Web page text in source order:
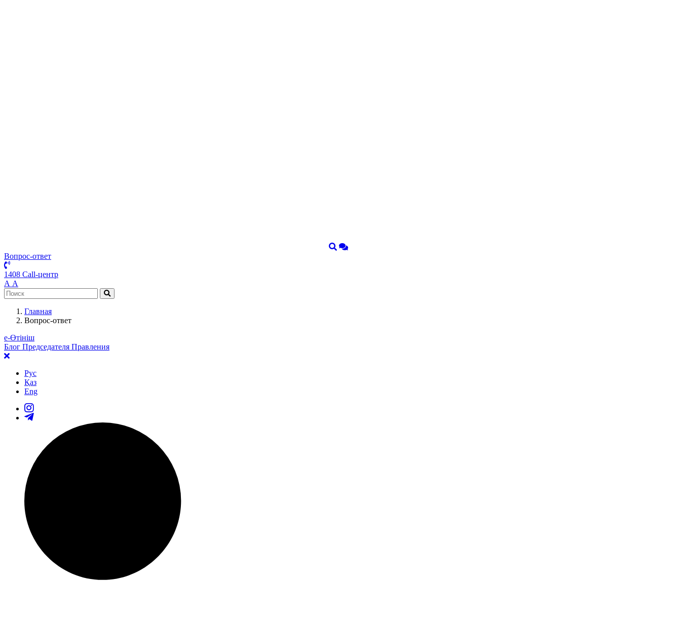
Вопрос-ответ
1408 Call-центр
А А
Главная
Вопрос-ответ
е-Өтініш
Блог Председателя Правления
Рус
Қаз
Eng